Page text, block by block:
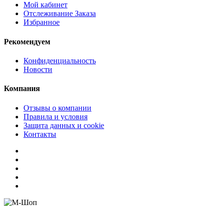
Мой кабинет
Отслеживание Заказа
Избранное
Рекомендуем
Конфиденциальность
Новости
Компания
Отзывы о компании
Правила и условия
Защита данных и cookie
Контакты